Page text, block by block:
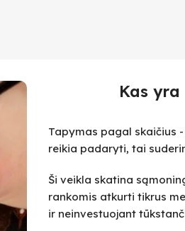
Kas
Tapymas pagal skaičius
reikia padaryti, tai
Ši veikla skatina
rankomis atkurti tikrus
ir neinvestuojant